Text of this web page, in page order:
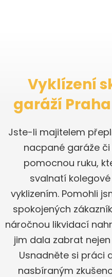
Vyklízení
garáží Praha
Jste-li majitelem
nacpané garáže
pomocnou ruku,
svalnatí
vyklizením. Pomohli
spokojených
náročnou likvidací
jim dala zabrat
Usnadněte si práci
nasbíraným